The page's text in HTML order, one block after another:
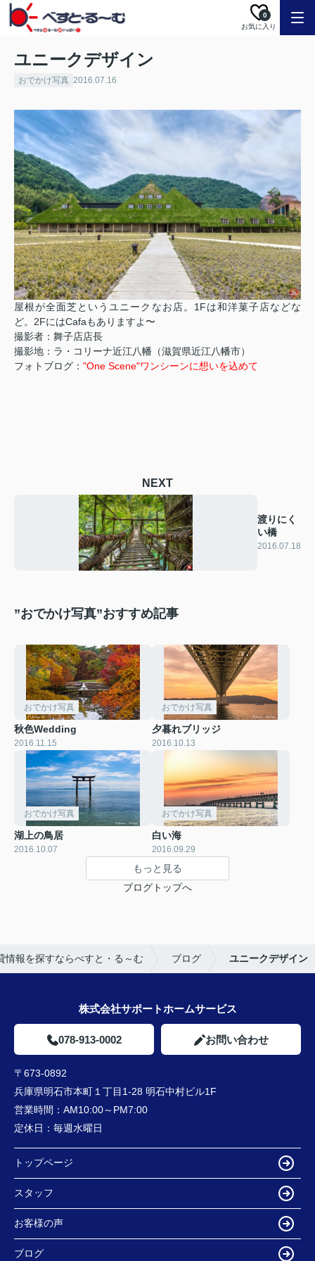
お気に入り
0
ユニークデザイン
おでかけ写真 2016.07.16
屋根が全面芝というユニークなお店。1Fは和洋菓子店などな
ど。2FにはCafaもありますよ〜
撮影者：舞子店店長
撮影地：ラ・コリーナ近江八幡（滋賀県近江八幡市）
フォトブログ： "One Scene"ワンシーンに想いを込めて
NEXT
渡りにく
い橋
2016.07.18
”おでかけ写真”おすすめ記事
おでかけ写真
秋色Wedding
2016.11.15
おでかけ写真
夕暮れブリッジ
2016.10.13
おでかけ写真
湖上の鳥居
2016.10.07
おでかけ写真
白い海
2016.09.29
もっと見る
ブログトップへ
情報を探すならべすと・る～む ブログ ユニークデザイン
株式会社サポートホームサービス
078-913-0002 お問い合わせ
〒673-0892
兵庫県明石市本町１丁目1-28 明石中村ビル1F
営業時間： AM10:00～PM7:00
定休日： 毎週水曜日
トップページ
スタッフ
お客様の声
ブログ